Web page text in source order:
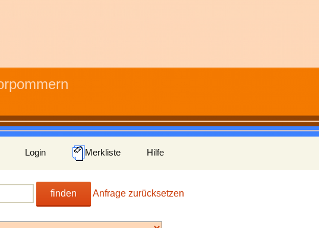
Login Merkliste Hilfe
finden Anfrage zurücksetzen